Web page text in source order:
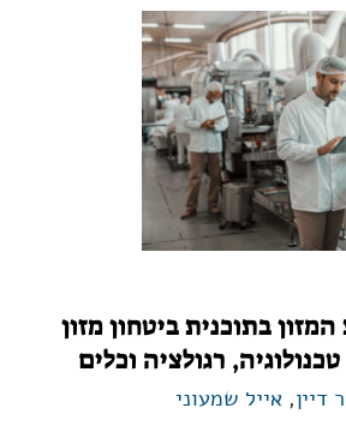
בתוכנית ביטחון מזון
דיין, אייל שמעוני